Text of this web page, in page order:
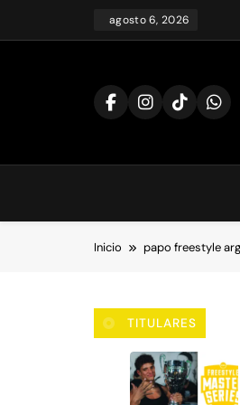
agosto 6, 2026
Inicio papo freestyle
TITULARES